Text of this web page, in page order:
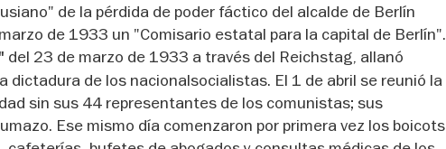
de la pérdida de poder fáctico del alcalde de Berlín
de 1933 un "Comisario estatal para la capital de Berlín".
del 23 de marzo de 1933 a través del Reichstag, allanó
dictadura de los nacionalsocialistas. El 1 de abril se reunió la
sin sus 44 representantes de los comunistas; sus
Ese mismo día comenzaron por primera vez los boicots